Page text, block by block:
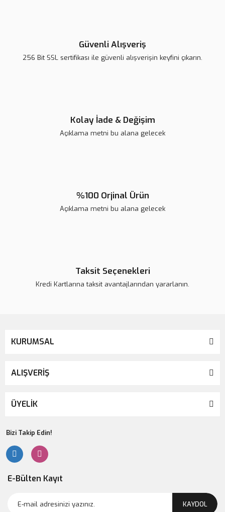
Güvenli Alışveriş
256 Bit SSL sertifikası ile güvenli alışverişin keyfini çıkarın.
Kolay İade & Değişim
Açıklama metni bu alana gelecek
%100 Orjinal Ürün
Açıklama metni bu alana gelecek
Taksit Seçenekleri
Kredi Kartlarına taksit avantajlarından yararlanın.
KURUMSAL
ALIŞVERİŞ
ÜYELİK
Bizi Takip Edin!
E-Bülten Kayıt
KAYDOL